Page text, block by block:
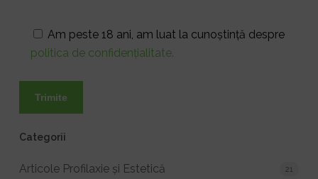
Am peste 18 ani, am luat la cunoștință despre
politica de confidențialitate.
Categorii
Articole Profilaxie și Estetică 21